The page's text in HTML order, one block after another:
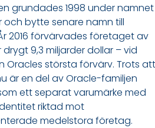
grundades 1998 under namnet
och bytte senare namn till
2016 förvärvades företaget av
9,3 miljarder dollar – vid
Oracles största förvärv. Trots att
är en del av Oracle-familjen
ett separat varumärke med
riktad mot
medelstora företag.